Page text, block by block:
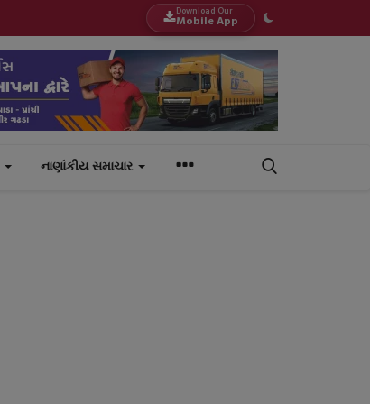
Download Our
Mobile App
નાણાંકીય સમાચાર